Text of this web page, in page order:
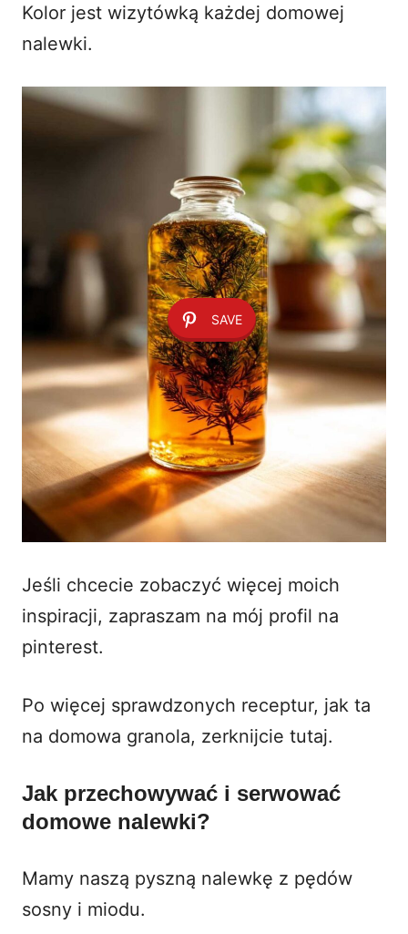
Kolor jest wizytówką każdej domowej
nalewki.
SAVE
Jeśli chcecie zobaczyć więcej moich
inspiracji, zapraszam na mój profil na
pinterest.
Po więcej sprawdzonych receptur, jak ta
na domowa granola, zerknijcie tutaj.
Jak przechowywać i serwować
domowe nalewki?
Mamy naszą pyszną nalewkę z pędów
sosny i miodu.